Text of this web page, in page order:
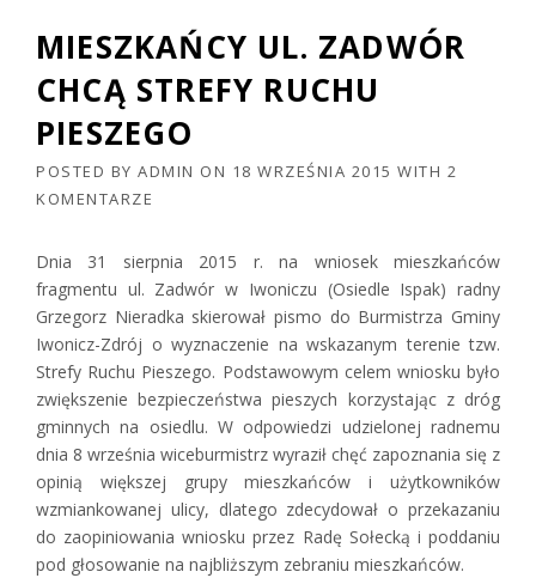
MIESZKAŃCY UL. ZADWÓR
CHCĄ STREFY RUCHU
PIESZEGO
POSTED BY ADMIN ON 18 WRZEŚNIA 2015 WITH 2
KOMENTARZE
Dnia 31 sierpnia 2015 r. na wniosek mieszkańców
fragmentu ul. Zadwór w Iwoniczu (Osiedle Ispak) radny
Grzegorz Nieradka skierował pismo do Burmistrza Gminy
Iwonicz-Zdrój o wyznaczenie na wskazanym terenie tzw.
Strefy Ruchu Pieszego. Podstawowym celem wniosku było
zwiększenie bezpieczeństwa pieszych korzystając z dróg
gminnych na osiedlu. W odpowiedzi udzielonej radnemu
dnia 8 września wiceburmistrz wyraził chęć zapoznania się z
opinią większej grupy mieszkańców i użytkowników
wzmiankowanej ulicy, dlatego zdecydował o przekazaniu
do zaopiniowania wniosku przez Radę Sołecką i poddaniu
pod głosowanie na najbliższym zebraniu mieszkańców.